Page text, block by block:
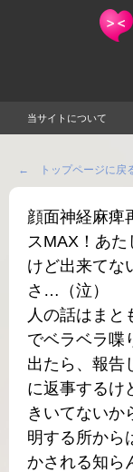
当サイトについて
← トップページに戻
顔面神経麻痺
スMAX！あた
けど出来てな
さ…（泣）
人の話はまと
でベラベラ喋
出たら、報告
に返事するけ
きいてない
明する所から
かされる知ら